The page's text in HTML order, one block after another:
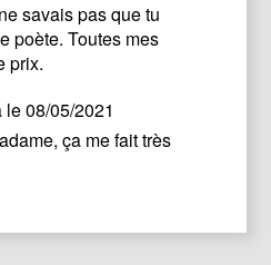
savais pas que tu
poète. Toutes mes
prix.
le 08/05/2021
ça me fait très